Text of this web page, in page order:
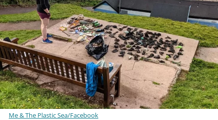
Me & The Plastic Sea/Facebook